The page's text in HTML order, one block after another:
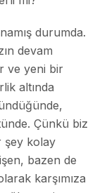
durumda.
devam
ve yeni bir
altında
Çünkü biz
şey kolay
bazen de
karşımıza